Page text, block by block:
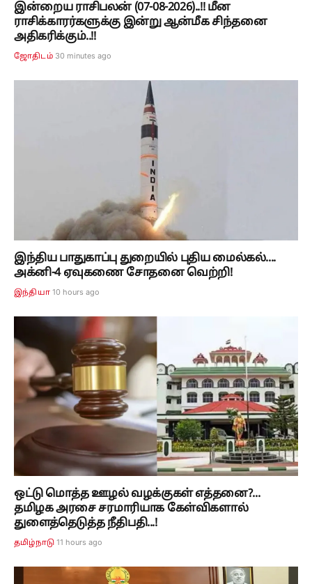
இன்றைய ராசிபலன் (07-08-2026)..!! மீன
ராசிக்காரர்களுக்கு இன்று ஆன்மீக சிந்தனை
அதிகரிக்கும்..!!
ஜோதிடம் 30 minutes ago
இந்திய பாதுகாப்பு துறையில் புதிய மைல்கல்....
அக்னி-4 ஏவுகணை சோதனை வெற்றி!
இந்தியா 10 hours ago
ஒட்டு மொத்த ஊழல் வழக்குகள் எத்தனை?...
தமிழக அரசை சரமாரியாக கேள்விகளால்
துளைத்தெடுத்த நீதிபதி...!
தமிழ்நாடு 11 hours ago